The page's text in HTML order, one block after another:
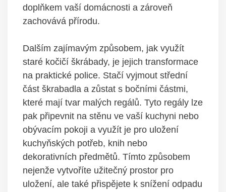
doplňkem vaší domácnosti a zároveň
zachovává přírodu.
Dalším zajímavým způsobem, jak využít
staré kočičí škrábady, je jejich transformace
na praktické police. Stačí vyjmout střední
část škrabadla a zůstat s bočními částmi,
které mají tvar malých regálů. Tyto regály lze
pak připevnit na stěnu ve vaší kuchyni nebo
obývacím pokoji a využít je pro uložení
kuchyňských potřeb, knih nebo
dekorativních předmětů. Tímto způsobem
nejenže vytvoříte užitečný prostor pro
uložení, ale také přispějete k snížení odpadu